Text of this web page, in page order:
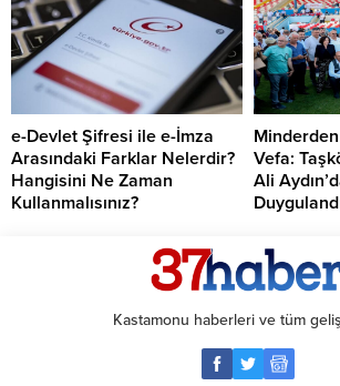
e-Devlet Şifresi ile e-İmza
Arasındaki Farklar Nelerdir?
Hangisini Ne Zaman
Kullanmalısınız?
Vefa:
Ali
Kastamonu haberleri ve tüm